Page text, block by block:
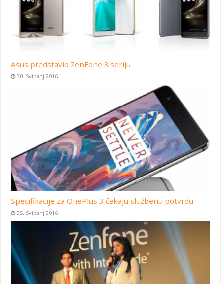
Asus predstavio ZenFone 3 seriju
30. Svibanj 2016
Specifikacije za OnePlus 3 čekaju službenu potvrdu
25. Svibanj 2016